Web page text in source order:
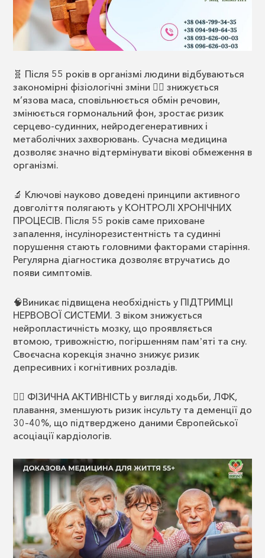
🧬 Після 55 років в організмі людини відбуваються
закономірні фізіологічні зміни 👉🏻 знижується
м’язова маса, сповільнюється обмін речовин,
змінюється гормональний фон, зростає ризик
серцево-судинних, нейродегенеративних і
метаболічних захворювань. Сучасна медицина
дозволяє значно відтермінувати вікові обмеження в
організмі.
🔬 Ключові науково доведені принципи активного
довголіття полягають у КОНТРОЛІ ХРОНІЧНИХ
ПРОЦЕСІВ. Після 55 років саме приховане
запалення, інсулінорезистентність та судинні
порушення стають головними факторами старіння.
Регулярна діагностика дозволяє втручатись до
появи симптомів.
🧠Виникає підвищена необхідність у ПІДТРИМЦІ
НЕРВОВОЇ СИСТЕМИ. З віком знижується
нейропластичність мозку, що проявляється
втомою, тривожністю, погіршенням памʼяті та сну.
Своєчасна корекція значно знижує ризик
депресивних і когнітивних розладів.
🏊‍♂️ ФІЗИЧНА АКТИВНІСТЬ у вигляді ходьби, ЛФК,
плавання, зменшують ризик інсульту та деменції до
30–40%, що підтверджено даними Європейської
асоціації кардіологів.